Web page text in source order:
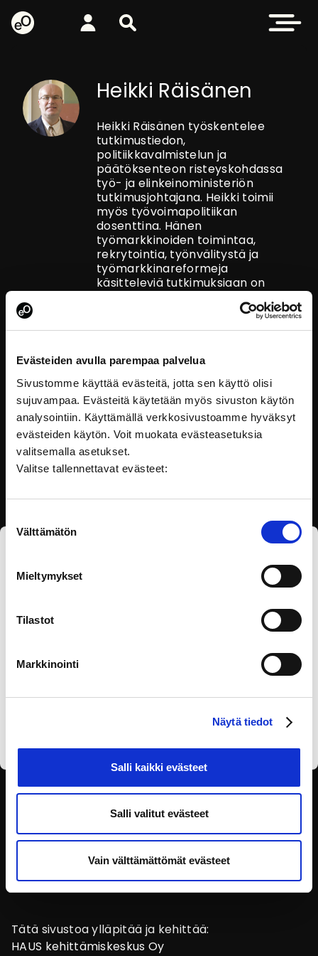
Evästeiden avulla parempaa palvelua
Sivustomme käyttää evästeitä, jotta sen käyttö olisi
sujuvampaa. Evästeitä käytetään myös sivuston käytön
analysointiin. Käyttämällä verkkosivustoamme hyväksyt
evästeiden käytön. Voit muokata evästeasetuksia
valitsemalla asetukset.
Valitse tallennettavat evästeet:
valinta
Välttämätön
Mieltymykset
Tilastot
Markkinointi
Näytä tiedot
Salli kaikki evästeet
Salli valitut evästeet
Vain välttämättömät evästeet
eOppiva - Etusivulle
Kirjaudu Etsi sivustolta Avaa
Heikki Räisänen
Heikki Räisänen työskentelee
tutkimustiedon,
politiikkavalmistelun ja
päätöksenteon risteyskohdassa
työ- ja elinkeinoministeriön
tutkimusjohtajana. Heikki toimii
myös työvoimapolitiikan
dosenttina. Hänen
työmarkkinoiden toimintaa,
rekrytointia, työnvälitystä ja
työmarkkinareformeja
käsitteleviä tutkimuksiaan on
innostuu uusista kauniista
oppimisesta. Kuten tutkimuksen,
monen muunkin työn laatu
paranee yhteistyössä. Heikki
toimii TEM:n julkaiseman
Työpoliittisen aikakauskirjan
päätoimittajana.
Tilaa eOppivan uutiskirje
Olen lukenuttietosuojaselosteenja annan
suostumukseni tietojen käsittelyyn.
SEURAA SOSIAALISESSA
MEDIASSA
Tätä sivustoa ylläpitää ja kehittää:
HAUS kehittämiskeskus Oy